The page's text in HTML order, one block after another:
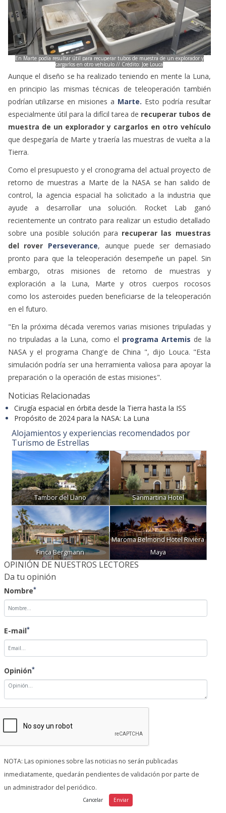
En Marte podía resultar útil para recuperar tubos de muestra de un explorador y
cargarlos en otro vehículo // Crédito: Joe Louca
Aunque el diseño se ha realizado teniendo en mente la Luna,
en principio las mismas técnicas de teleoperación también
podrían utilizarse en misiones a Marte. Esto podría resultar
especialmente útil para la difícil tarea de recuperar tubos de
muestra de un explorador y cargarlos en otro vehículo
que despegaría de Marte y traería las muestras de vuelta a la
Tierra.
Como el presupuesto y el cronograma del actual proyecto de
retorno de muestras a Marte de la NASA se han salido de
control, la agencia espacial ha solicitado a la industria que
ayude a desarrollar una solución. Rocket Lab ganó
recientemente un contrato para realizar un estudio detallado
sobre una posible solución para recuperar las muestras
del rover Perseverance, aunque puede ser demasiado
pronto para que la teleoperación desempeñe un papel. Sin
embargo, otras misiones de retorno de muestras y
exploración a la Luna, Marte y otros cuerpos rocosos
como los asteroides pueden beneficiarse de la teleoperación
en el futuro.
"En la próxima década veremos varias misiones tripuladas y
no tripuladas a la Luna, como el programa Artemis de la
NASA y el programa Chang'e de China ", dijo Louca. "Esta
simulación podría ser una herramienta valiosa para apoyar la
preparación o la operación de estas misiones".
Noticias Relacionadas
Cirugía espacial en órbita desde la Tierra hasta la ISS
Propósito de 2024 para la NASA: La Luna
Alojamientos y experiencias recomendados por
Turismo de Estrellas
Tambor del Llano Sanmartina Hotel
Finca Bergmann
Maroma Belmond Hotel Riviera
Maya
OPINIÓN DE NUESTROS LECTORES
Da tu opinión
Nombre*
E-mail*
Opinión*
NOTA: Las opiniones sobre las noticias no serán publicadas
inmediatamente, quedarán pendientes de validación por parte de
un administrador del periódico.